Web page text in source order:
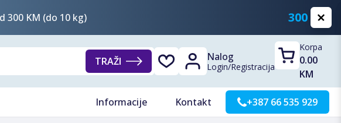
300 KM (do 10 kg) 300 KM
TRAŽI Nalog
Login/Registracija
Korpa
0.00
KM
Informacije Kontakt +387 66 535 929